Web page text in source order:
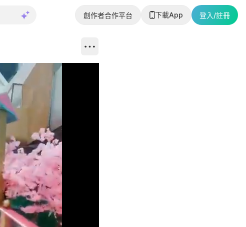
創作者合作平台 下載App 登入/註冊